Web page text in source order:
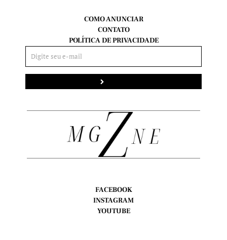
FACEBOOK
INSTAGRAM
YOUTUBE
COMO ANUNCIAR
CONTATO
POLÍTICA DE PRIVACIDADE